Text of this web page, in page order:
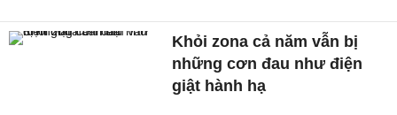
Khỏi zona cả năm vẫn bị
những cơn đau như điện
giật hành hạ